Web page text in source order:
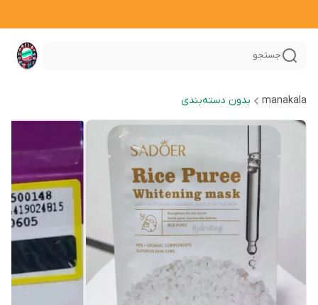
جستجو
manakala بدون دسته‌بندی